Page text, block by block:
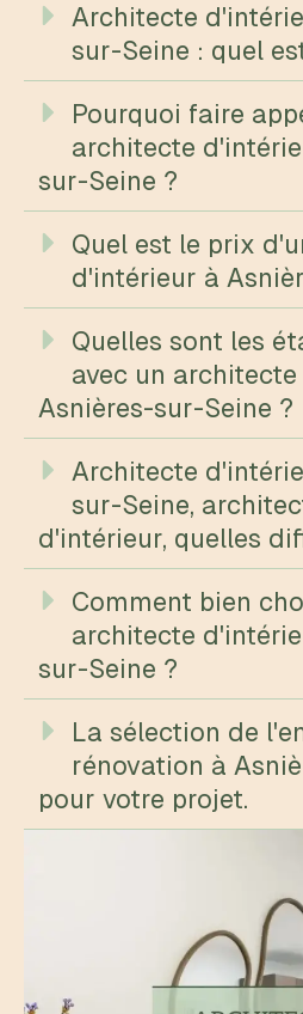
Architecte
sur-Seine : quel
Pourquoi faire
architecte
sur-Seine ?
Quel est le prix
d'intérieur à
Quelles sont les
avec un
Asnières-sur-Seine ?
Architecte
sur-Seine,
d'intérieur, quelles
Comment bien
architecte
sur-Seine ?
La sélection de
rénovation à
pour votre projet.